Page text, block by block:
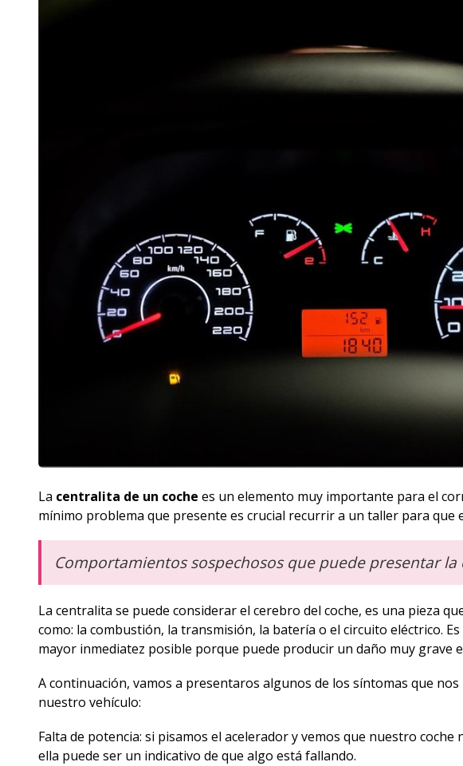
La centralita de un coche es un elemento muy importante para el
mínimo problema que presente es crucial recurrir a un taller para
Comportamientos sospechosos que puede presentar
La centralita se puede considerar el cerebro del coche, es una pieza
como: la combustión, la transmisión, la batería o el circuito eléctrico.
mayor inmediatez posible porque puede producir un daño muy grave
A continuación, vamos a presentaros algunos de los síntomas que
nuestro vehículo:
Falta de potencia: si pisamos el acelerador y vemos que nuestro coche
ella puede ser un indicativo de que algo está fallando.